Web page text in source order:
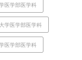
医学部医学科
学医学部医学科
医学部医学科